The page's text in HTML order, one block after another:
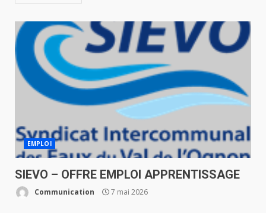
EMPLOI
SIEVO – OFFRE EMPLOI APPRENTISSAGE
Communication 7 mai 2026